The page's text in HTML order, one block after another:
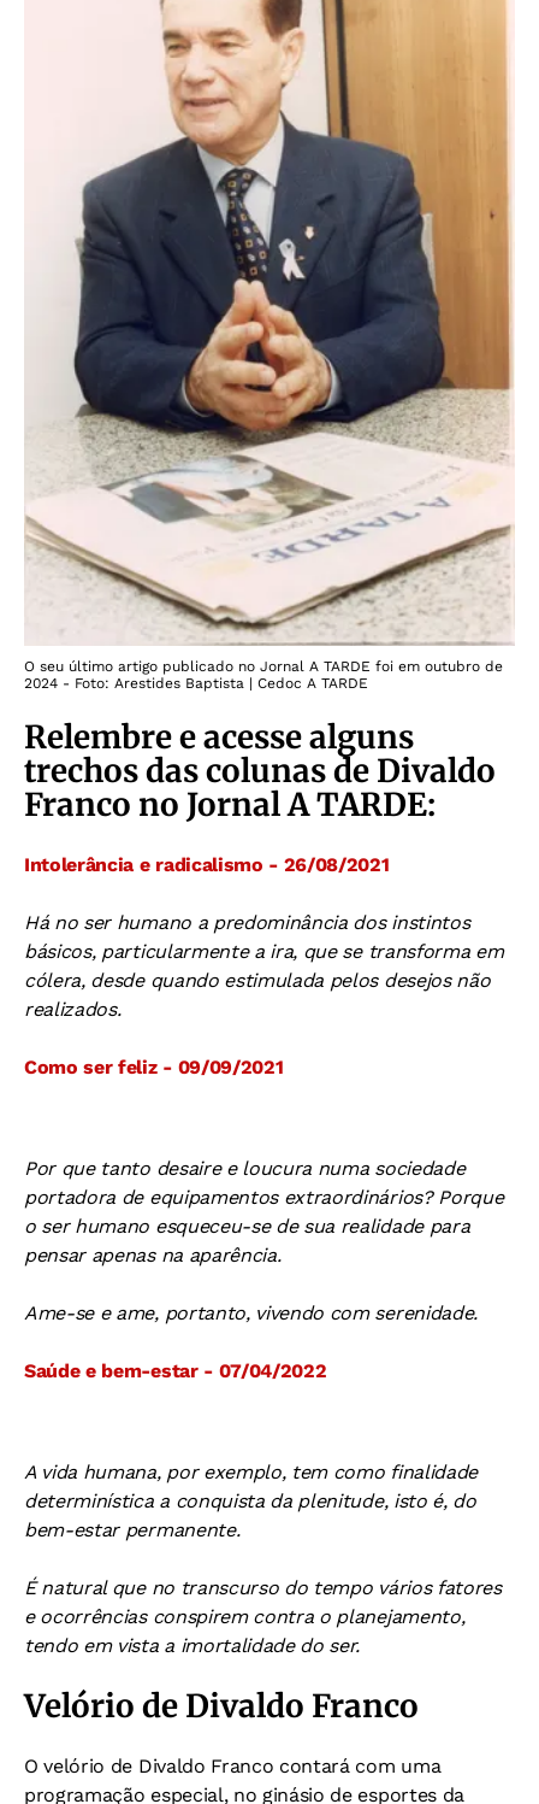
O seu último artigo publicado no Jornal A TARDE foi em outubro de
2024 - Foto: Arestides Baptista | Cedoc A TARDE
Relembre e acesse alguns
trechos das colunas de Divaldo
Franco no Jornal A TARDE:
Intolerância e radicalismo - 26/08/2021
Há no ser humano a predominância dos instintos
básicos, particularmente a ira, que se transforma em
cólera, desde quando estimulada pelos desejos não
realizados.
Como ser feliz - 09/09/2021
Por que tanto desaire e loucura numa sociedade
portadora de equipamentos extraordinários? Porque
o ser humano esqueceu-se de sua realidade para
pensar apenas na aparência.
Ame-se e ame, portanto, vivendo com serenidade.
Saúde e bem-estar - 07/04/2022
A vida humana, por exemplo, tem como finalidade
determinística a conquista da plenitude, isto é, do
bem-estar permanente.
É natural que no transcurso do tempo vários fatores
e ocorrências conspirem contra o planejamento,
tendo em vista a imortalidade do ser.
Velório de Divaldo Franco
O velório de Divaldo Franco contará com uma
programação especial, no ginásio de esportes da